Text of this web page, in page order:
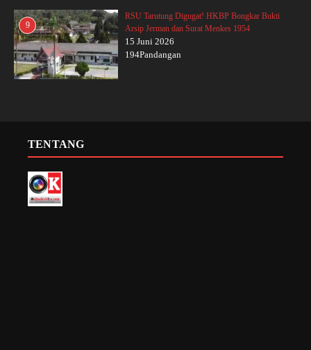
9
RSU Tarutung Digugat! HKBP Bongkar Bukti
Arsip Jerman dan Surat Menkes 1954
15 Juni 2026
194Pandangan
TENTANG